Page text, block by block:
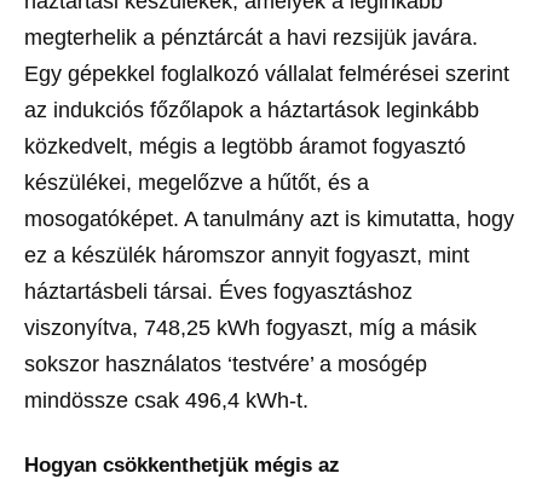
megterhelik a pénztárcát a havi rezsijük javára.
Egy gépekkel foglalkozó vállalat felmérései szerint
az indukciós főzőlapok a háztartások leginkább
közkedvelt, mégis a legtöbb áramot fogyasztó
készülékei, megelőzve a hűtőt, és a
mosogatóképet. A tanulmány azt is kimutatta, hogy
ez a készülék háromszor annyit fogyaszt, mint
háztartásbeli társai. Éves fogyasztáshoz
viszonyítva, 748,25 kWh fogyaszt, míg a másik
sokszor használatos ‘testvére’ a mosógép
mindössze csak 496,4 kWh-t.
Hogyan csökkenthetjük mégis az